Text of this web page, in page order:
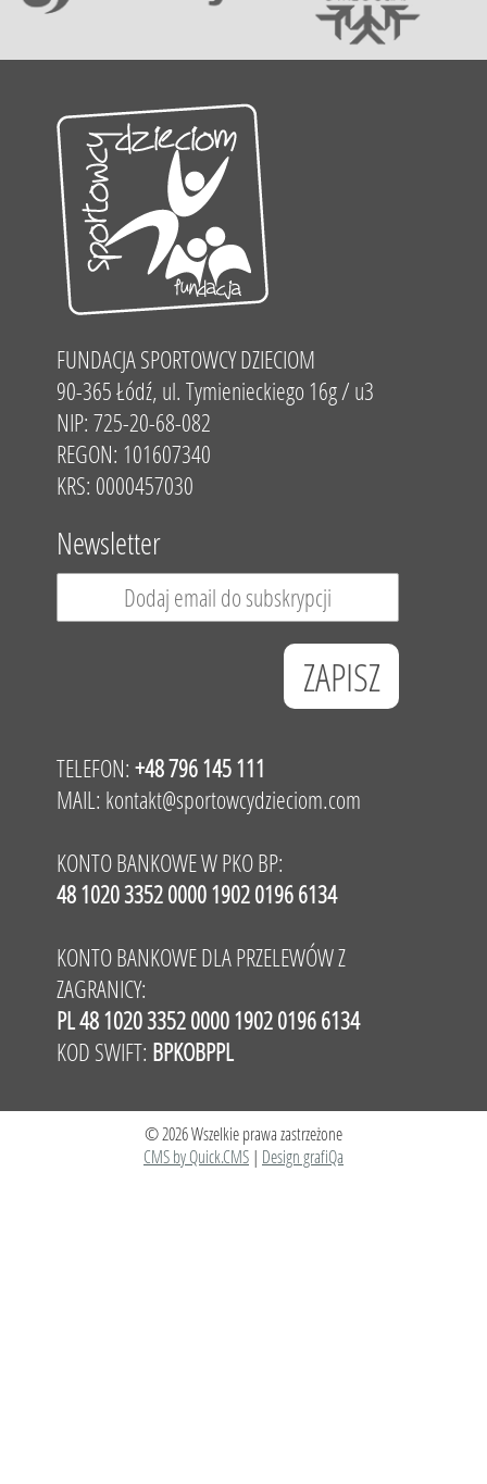
FUNDACJA SPORTOWCY DZIECIOM
90-365 Łódź, ul. Tymienieckiego 16g / u3
NIP: 725-20-68-082
REGON: 101607340
KRS: 0000457030
Newsletter
TELEFON: +48 796 145 111
MAIL: kontakt@sportowcydzieciom.com
KONTO BANKOWE W PKO BP:
48 1020 3352 0000 1902 0196 6134
KONTO BANKOWE DLA PRZELEWÓW Z
ZAGRANICY:
PL 48 1020 3352 0000 1902 0196 6134
KOD SWIFT: BPKOBPPL
© 2026 Wszelkie prawa zastrzeżone
CMS by Quick.CMS | Design grafiQa